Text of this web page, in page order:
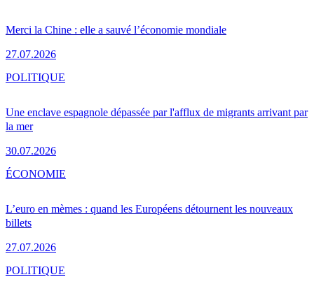
Merci la Chine : elle a sauvé l’économie mondiale
27.07.2026
Une enclave espagnole dépassée par l'afflux de migrants arrivant par
la mer
30.07.2026
POLITIQUE
L’euro en mèmes : quand les Européens détournent les nouveaux
billets
27.07.2026
ÉCONOMIE
POLITIQUE